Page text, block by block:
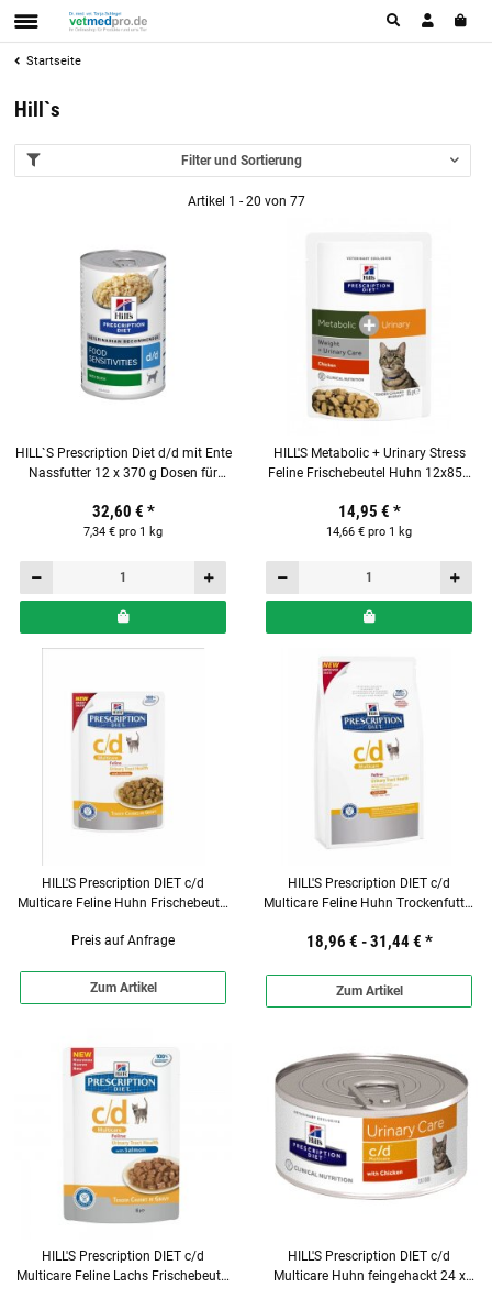
Startseite
Hill`s
Filter und Sortierung
Artikel 1 - 20 von 77
HILL`S Prescription Diet d/d mit Ente
Nassfutter 12 x 370 g Dosen für
32,60 € *
7,34 € pro 1 kg
HILL'S Metabolic + Urinary Stress
Feline Frischebeutel Huhn 12x85g
14,95 € *
14,66 € pro 1 kg
HILL'S Prescription DIET c/d
Multicare Feline Huhn Frischebeutel
Preis auf Anfrage
Zum Artikel
HILL'S Prescription DIET c/d
Multicare Feline Huhn Trockenfutter
18,96 € -31,44 € *
Zum Artikel
HILL'S Prescription DIET c/d
Multicare Feline Lachs Frischebeutel
HILL'S Prescription DIET c/d
Multicare Huhn feingehackt 24 x